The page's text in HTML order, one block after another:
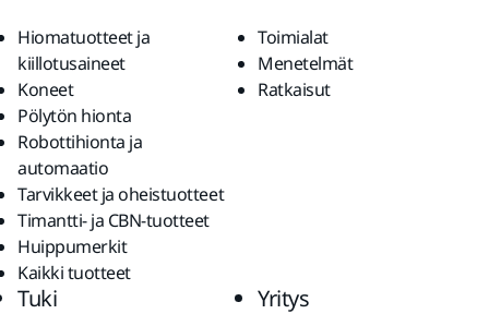
Hiomatuotteet ja
kiillotusaineet
Koneet
Pölytön hionta
Robottihionta ja
automaatio
Tarvikkeet ja oheistuotteet
Timantti- ja CBN-tuotteet
Huippumerkit
Kaikki tuotteet
Toimialat
Menetelmät
Ratkaisut
Tuki Yritys